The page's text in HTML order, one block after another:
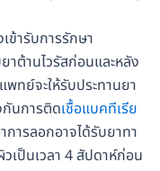
ข้ารับการรักษา
าต้านไวรัสก่อนและหลัง
พทย์จะให้รับประทานยา
กันการติดเชื้อแบคทีเรีย
ารลอกอาจได้รับยาทา
ป็นเวลา 4 สัปดาห์ก่อน